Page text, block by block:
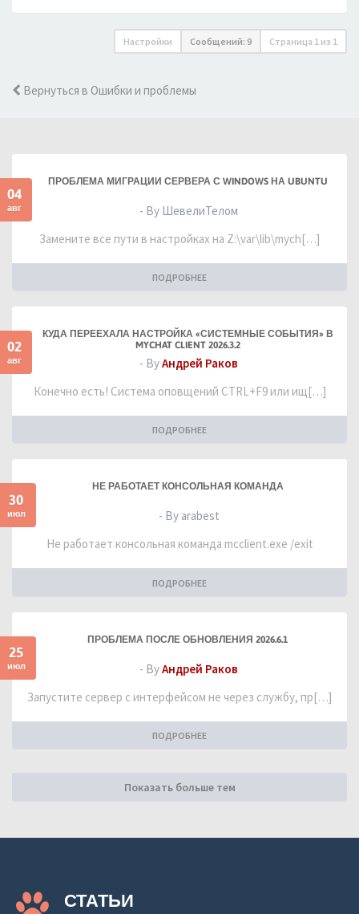
Настройки Сообщений: 9 Страница 1 из 1
Вернуться в Ошибки и проблемы
04
авг
ПРОБЛЕМА МИГРАЦИИ СЕРВЕРА С WINDOWS НА UBUNTU
- By ШевелиТелом
Замените все пути в настройках на Z:\var\lib\mych[…]
ПОДРОБНЕЕ
02
авг
КУДА ПЕРЕЕХАЛА НАСТРОЙКА «СИСТЕМНЫЕ СОБЫТИЯ» В
MYCHAT CLIENT 2026.3.2
- ByАндрей Раков
Конечно есть! Система оповщений CTRL+F9 или ищ[…]
ПОДРОБНЕЕ
30
июл
НЕ РАБОТАЕТ КОНСОЛЬНАЯ КОМАНДА
- By arabest
Не работает консольная команда mcclient.exe /exit
ПОДРОБНЕЕ
25
июл
ПРОБЛЕМА ПОСЛЕ ОБНОВЛЕНИЯ 2026.6.1
- ByАндрей Раков
Запустите сервер с интерфейсом не через службу, пр[…]
ПОДРОБНЕЕ
Показать больше тем
СТАТЬИ